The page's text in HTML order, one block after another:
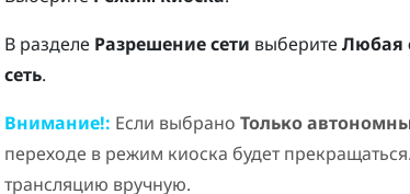
В разделе Разрешение сети выберите Любая
сеть.
Внимание!: Если выбрано Только
переходе в режим киоска будет
трансляцию вручную.